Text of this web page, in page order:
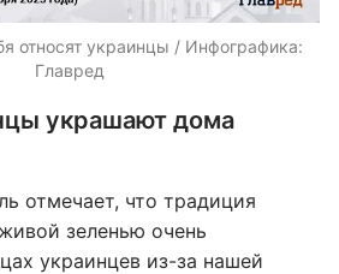
относят украинцы / Инфографика:
Главред
украшают дома
отмечает, что традиция
зеленью очень
украинцев из-за нашей